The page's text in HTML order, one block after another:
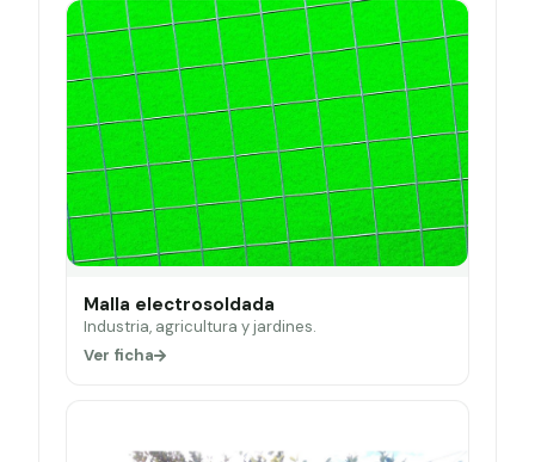
Malla electrosoldada
Industria, agricultura y jardines.
Ver ficha